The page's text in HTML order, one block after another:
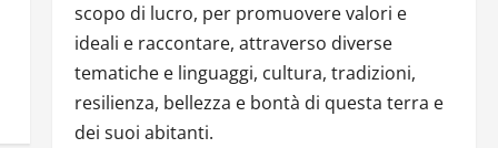
scopo di lucro, per promuovere valori e
ideali e raccontare, attraverso diverse
tematiche e linguaggi, cultura, tradizioni,
resilienza, bellezza e bontà di questa terra e
dei suoi abitanti.